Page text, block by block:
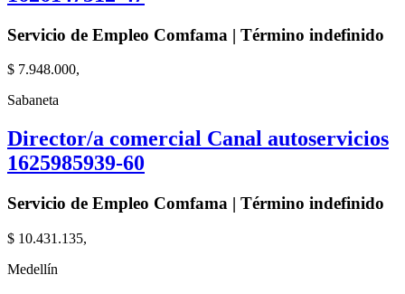
Servicio de Empleo Comfama | Término indefinido
$ 7.948.000,
Sabaneta
Director/a comercial Canal autoservicios
1625985939-60
Servicio de Empleo Comfama | Término indefinido
$ 10.431.135,
Medellín